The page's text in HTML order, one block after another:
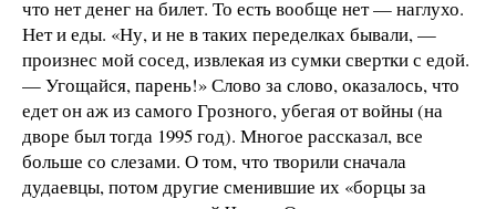
что нет денег на билет. То есть вообще нет — наглухо.
Нет и еды. «Ну, и не в таких переделках бывали, —
произнес мой сосед, извлекая из сумки свертки с едой.
— Угощайся, парень!» Слово за слово, оказалось, что
едет он аж из самого Грозного, убегая от войны (на
дворе был тогда 1995 год). Многое рассказал, все
больше со слезами. О том, что творили сначала
дудаевцы, потом другие сменившие их «борцы за